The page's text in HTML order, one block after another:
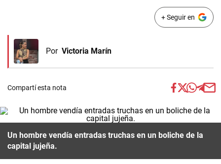
+ Seguir en
Por Victoria Marín
Compartí esta nota
Un hombre vendía entradas truchas en un boliche de la
capital jujeña.